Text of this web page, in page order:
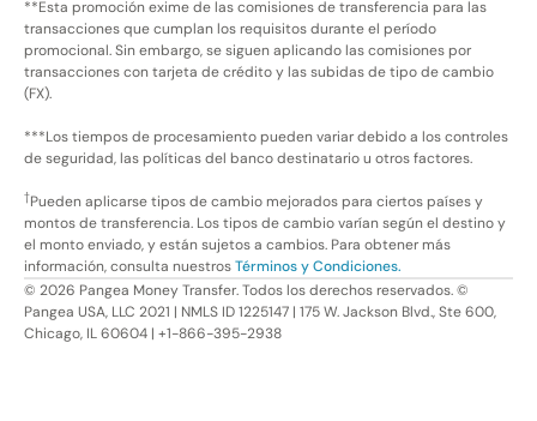
**Esta promoción exime de las comisiones de transferencia para las
transacciones que cumplan los requisitos durante el período
promocional. Sin embargo, se siguen aplicando las comisiones por
transacciones con tarjeta de crédito y las subidas de tipo de cambio
(FX).
***Los tiempos de procesamiento pueden variar debido a los controles
de seguridad, las políticas del banco destinatario u otros factores.
†Pueden aplicarse tipos de cambio mejorados para ciertos países y
montos de transferencia. Los tipos de cambio varían según el destino y
el monto enviado, y están sujetos a cambios. Para obtener más
información, consulta nuestrosTérminos y Condiciones.
© 2026 Pangea Money Transfer. Todos los derechos reservados. ©
Pangea USA, LLC 2021 | NMLS ID 1225147 | 175 W. Jackson Blvd., Ste 600,
Chicago, IL 60604 | +1-866-395-2938